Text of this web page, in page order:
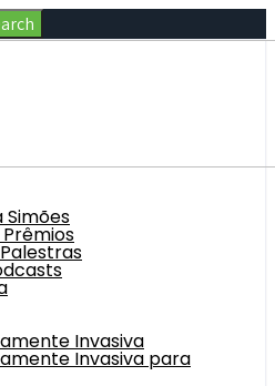
Simões
Invasiva
Invasiva para